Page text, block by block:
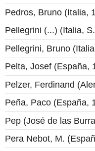
Pedros, Bruno (Italia,
Pellegrini (...) (Italia,
Pellegrini, Bruno
Pelta, Josef (España,
Pelzer, Ferdinand
Peña, Paco (España,
Pep (José de las
Pera Nebot, M.